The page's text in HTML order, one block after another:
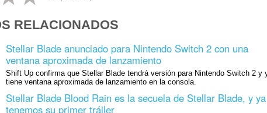
RELACIONADOS
Stellar Blade anunciado para Nintendo Switch 2 con una
ventana aproximada de lanzamiento
Shift Up confirma que Stellar Blade tendrá versión para Nintendo Switch 2 y
tiene ventana aproximada de lanzamiento en la consola.
Stellar Blade Blood Rain es la secuela de Stellar Blade, y ya
tenemos su primer tráiler